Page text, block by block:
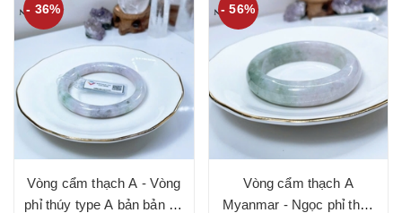
- 36%
Vòng cẩm thạch A - Vòng
phỉ thúy type A bản bản hẹ
- 56%
Vòng cẩm thạch A
Myanmar - Ngọc phỉ thúy